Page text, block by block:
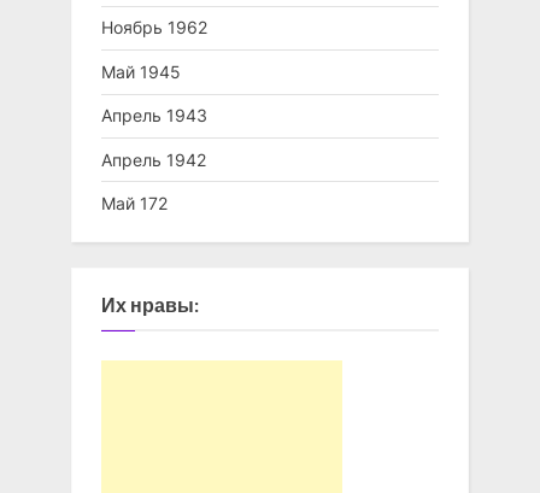
Ноябрь 1962
Май 1945
Апрель 1943
Апрель 1942
Май 172
Их нравы: